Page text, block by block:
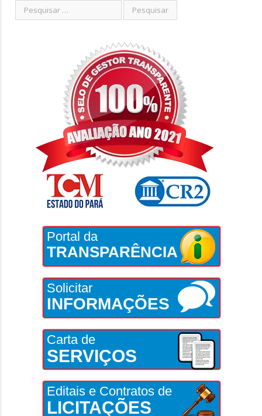
Portal da
TRANSPARÊNCIA
Solicitar
INFORMAÇÕES
Carta de
SERVIÇOS
Editais e Contratos de
LICITAÇÕES